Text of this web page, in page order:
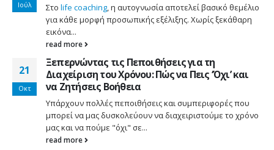
Ιούλ Στο life coaching, η αυτογνωσία αποτελεί βασικό θεμέλιο
για κάθε μορφή προσωπικής εξέλιξης. Χωρίς ξεκάθαρη
εικόνα...
read more
21
Οκτ
Ξεπερνώντας τις Πεποιθήσεις για τη
Διαχείριση του Χρόνου: Πώς να Πεις ‘Όχι’ και
να Ζητήσεις Βοήθεια
Υπάρχουν πολλές πεποιθήσεις και συμπεριφορές που
μπορεί να μας δυσκολεύουν να διαχειριστούμε το χρόνο
μας και να πούμε "όχι" σε...
read more